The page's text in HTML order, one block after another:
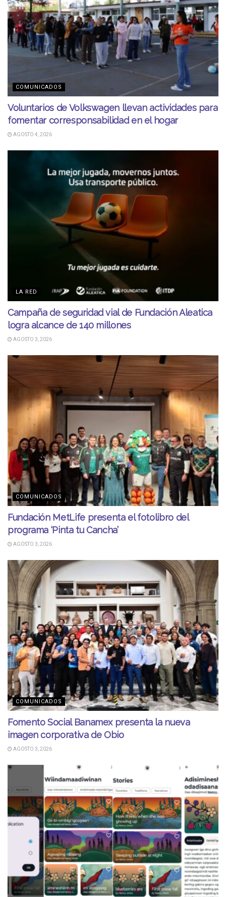
COMUNICADOS
Voluntarios de Volkswagen llevan actividades para
fomentar corresponsabilidad en el hogar
AGOSTO 4, 2026
LA RED
Campaña de seguridad vial de Fundación Aleatica
logra alcance de 140 millones
AGOSTO 3, 2026
COMUNICADOS
Fundación MetLife presenta el fotolibro del
programa ‘Pinta tu Cancha’
AGOSTO 3, 2026
COMUNICADOS
Fomento Social Banamex presenta la nueva
imagen corporativa de Obio
AGOSTO 3, 2026